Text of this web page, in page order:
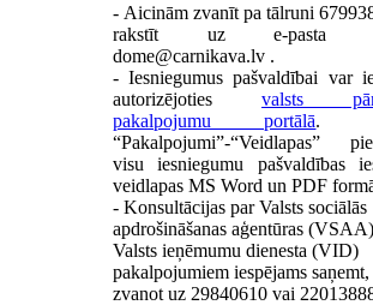
- Aicinām zvanīt pa tālruni
rakstīt uz e-pasta
.
- Iesniegumus pašvaldībai var
autorizējoties valsts
pakalpojumu portālā.
“Pakalpojumi”-“Veidlapas”
visu iesniegumu pašvaldības
veidlapas MS Word un PDF
- Konsultācijas par Valsts sociālās
apdrošināšanas aģentūras
Valsts ieņēmumu dienesta (VID)
pakalpojumiem iespējams saņemt,
zvanot uz 29840610 vai